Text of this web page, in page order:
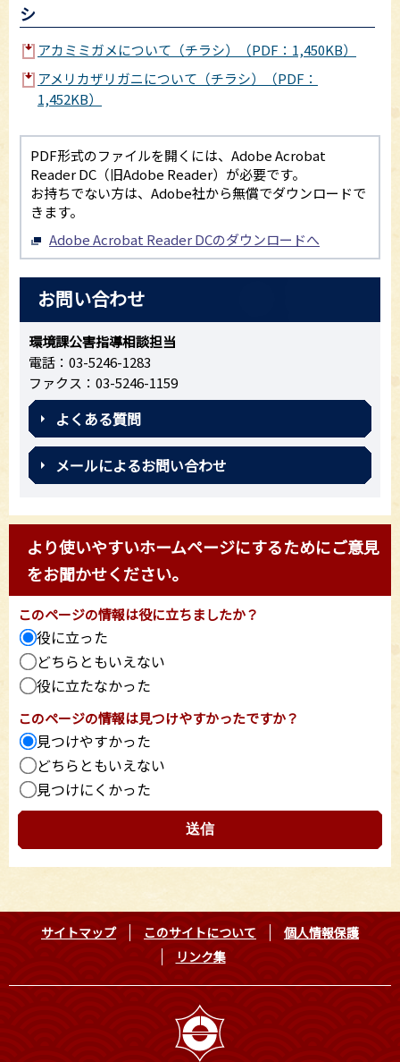
シ
アカミミガメについて（チラシ）（PDF：1,450KB）
アメリカザリガニについて（チラシ）（PDF：
1,452KB）
PDF形式のファイルを開くには、Adobe Acrobat
Reader DC（旧Adobe Reader）が必要です。
お持ちでない方は、Adobe社から無償でダウンロードで
きます。
Adobe Acrobat Reader DCのダウンロードへ
お問い合わせ
環境課公害指導相談担当
電話：03-5246-1283
ファクス：03-5246-1159
よくある質問
メールによるお問い合わせ
より使いやすいホームページにするためにご意見
をお聞かせください。
このページの情報は役に立ちましたか？
役に立った
どちらともいえない
役に立たなかった
このページの情報は見つけやすかったですか？
見つけやすかった
どちらともいえない
見つけにくかった
サイトマップ このサイトについて
個人情報保護
リンク集